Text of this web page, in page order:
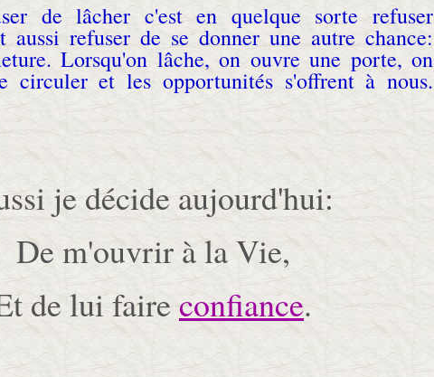
de lâcher c'est en quelque sorte refuser
aussi refuser de se donner une autre chance:
Lorsqu'on lâche, on ouvre une porte, on
circuler et les opportunités s'offrent à nous.
je décide aujourd'hui:
De m'ouvrir à la Vie,
de lui faire confiance.